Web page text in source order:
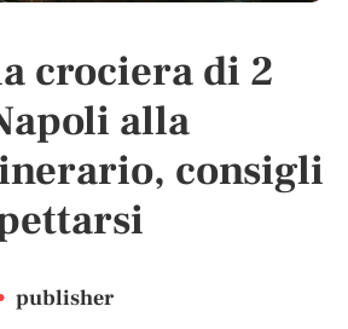
crociera di 2
alla
consigli
publisher